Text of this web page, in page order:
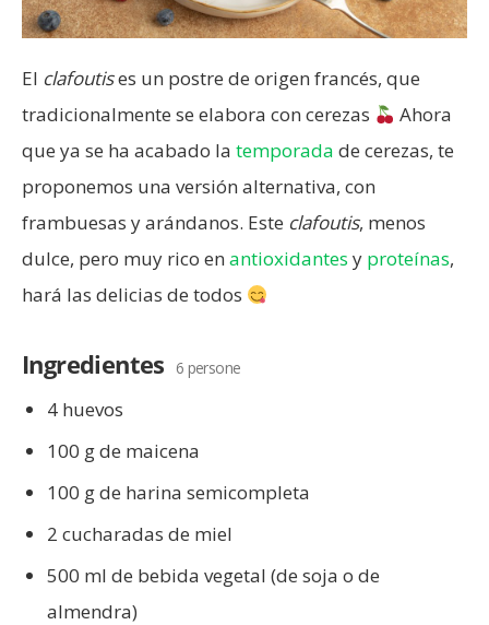
El clafoutises un postre de origen francés, que
tradicionalmente se elabora con cerezas
Ahora
que ya se ha acabado la temporada de cerezas, te
proponemos una versión alternativa, con
frambuesas y arándanos. Este clafoutis, menos
dulce, pero muy rico en antioxidantes y proteínas,
hará las delicias de todos
Ingredientes 6 persone
4 huevos
100 g de maicena
100 g de harina semicompleta
2 cucharadas de miel
500 ml de bebida vegetal (de soja o de
almendra)